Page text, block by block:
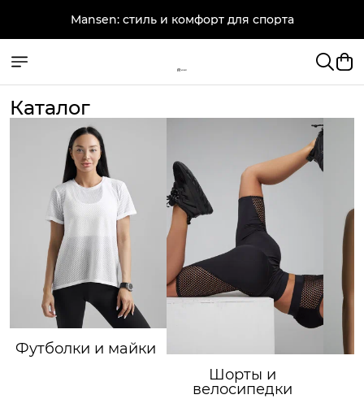
Mansen: стиль и комфорт для спорта
Каталог
Футболки и майки
Шорты и
велосипедки